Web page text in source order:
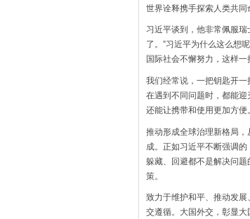
世界诠释携手探索人类共同
习近平谈到，他非常佩服
了。”习近平为什么这么想
国际社会不懈努力，这样
我们经常说，一把钥匙开
在遇到不同问题时，都能
还能让携带和使用更加方便。
推动形成全球治理新格局
成。正如习近平不断强调
躲藏、回避都不是解决问
策。
致力于维护和平、推动发
交遵循。大国外交，彰显大